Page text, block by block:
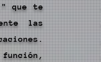
que te
las